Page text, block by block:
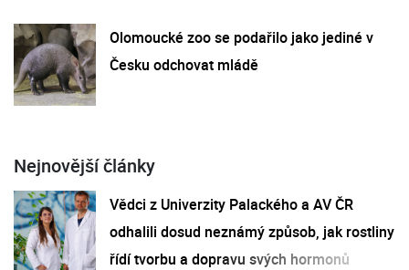
Olomoucké zoo se podařilo jako jediné v
Česku odchovat mládě
Nejnovější články
Vědci z Univerzity Palackého a AV ČR
odhalili dosud neznámý způsob, jak rostliny
řídí tvorbu a dopravu svých hormonů